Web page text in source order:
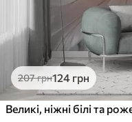
207грн124 грн